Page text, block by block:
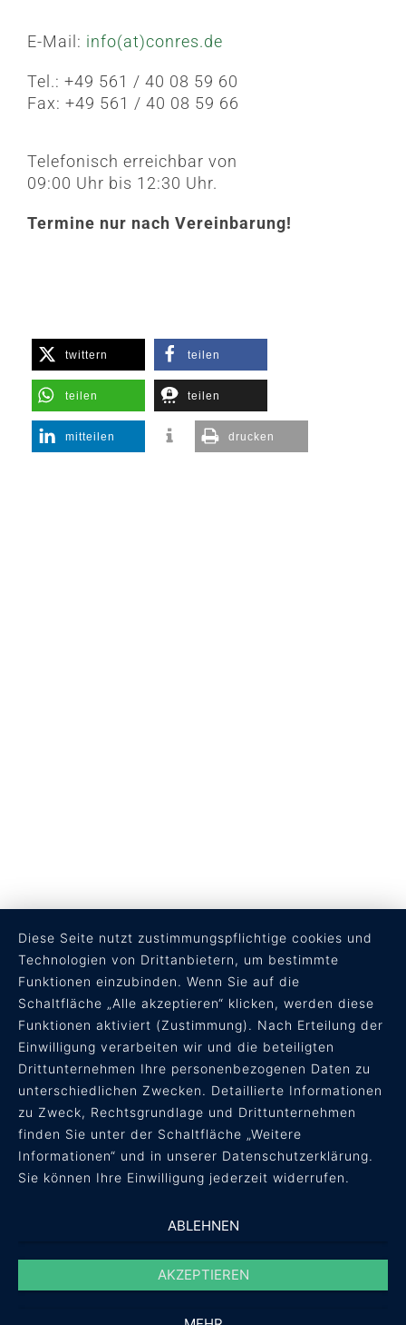
E-Mail: info(at)conres.de
Tel.: +49 561 / 40 08 59 60
Fax: +49 561 / 40 08 59 66
Telefonisch erreichbar von
09:00 Uhr bis 12:30 Uhr.
Termine nur nach Vereinbarung!
twittern teilen
teilen teilen
mitteilen drucken
RECHTLICHES
AGB
Datenschutz
Impressum
Diese Seite nutzt zustimmungspflichtige cookies und
Technologien von Drittanbietern, um bestimmte
Funktionen einzubinden. Wenn Sie auf die
Schaltfläche „Alle akzeptieren“ klicken, werden diese
Funktionen aktiviert (Zustimmung). Nach Erteilung der
Einwilligung verarbeiten wir und die beteiligten
Drittunternehmen Ihre personenbezogenen Daten zu
unterschiedlichen Zwecken. Detaillierte Informationen
zu Zweck, Rechtsgrundlage und Drittunternehmen
finden Sie unter der Schaltfläche „Weitere
Informationen“ und in unserer Datenschutzerklärung.
Sie können Ihre Einwilligung jederzeit widerrufen.
ABLEHNEN
AKZEPTIEREN